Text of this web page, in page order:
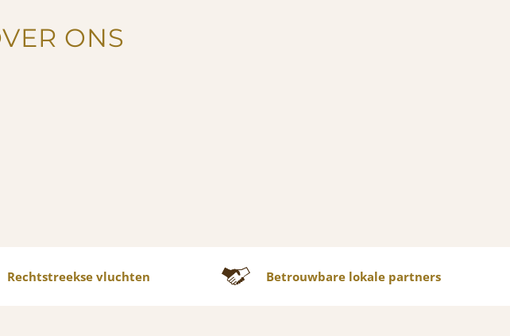
ONS
Rechtstreekse vluchten Betrouwbare lokale partners